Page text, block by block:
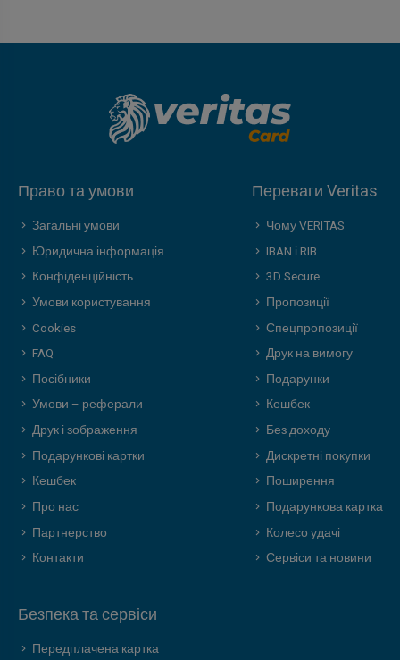
Право та умови
Загальні умови
Юридична інформація
Конфіденційність
Умови користування
Cookies
FAQ
Посібники
Умови – реферали
Друк і зображення
Подарункові картки
Кешбек
Про нас
Партнерство
Контакти
Переваги Veritas
Чому VERITAS
IBAN і RIB
3D Secure
Пропозиції
Спецпропозиції
Друк на вимогу
Подарунки
Кешбек
Без доходу
Дискретні покупки
Поширення
Подарункова картка
Колесо удачі
Сервіси та новини
Безпека та сервіси
Передплачена картка